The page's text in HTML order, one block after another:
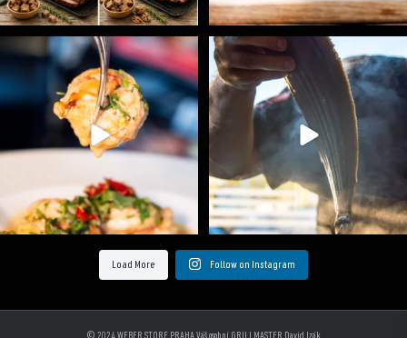
Spoustu podobných triků, které vám usnadní nejenom ...
9 0
Ryba na grilu je opravdu rychlá, a stejně tak
Load More Follow on Instagram